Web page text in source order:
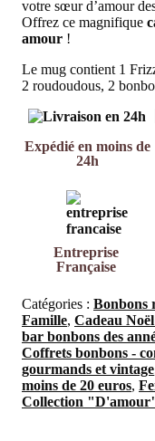
votre sœur d’amour
Offrez ce magnifique
amour !
Le mug contient 1
2 roudoudous, 2
Expédié en moins de
24h
Entreprise
Française
Catégories : Bonbons
Famille, Cadeau
bar bonbons des
Coffrets bonbons -
gourmands et vintage
moins de 20 euros,
Collection